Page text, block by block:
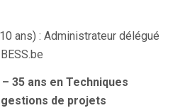
ans) : Administrateur délégué
35 ans en Techniques
de projets